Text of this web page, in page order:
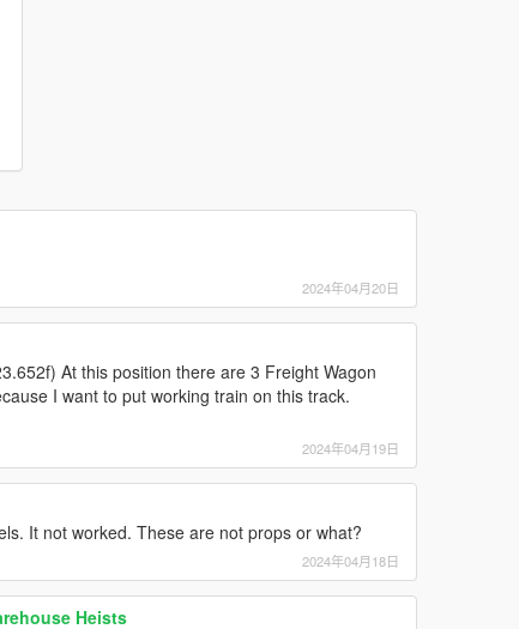
2024年04月20日
At this position there are 3 Freight Wagon
I want to put working train on this track.
2024年04月19日
It not worked. These are not props or what?
2024年04月18日
Heists